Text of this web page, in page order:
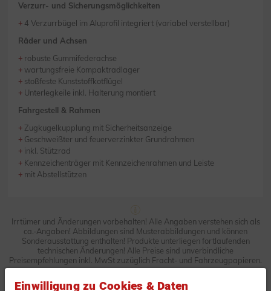
Verzurr- und Sicherungsmöglichkeiten
4 Verzurrbügel im Aluprofil integriert (variabel verstellbar)
Räder und Achsen
robuste Gummifederachse
wartungsfreie Kompaktradlager
stoßfeste Kunststoffkotflügel
Unterlegkeile inkl. Halterung montiert
Fahrgestell & Rahmen
Zugkugelkupplung mit Sicherheitsanzeige
Geschweißter und feuerverzinkter Grundrahmen
inkl. Stützrad
Kennzeichenträger mit Kennzeichenrahmen und Leiste
mit Abstellstützen
Irrtümer und Änderungen vorbehalten! Alle Angaben verstehen sich als
ca.-Angaben! Abbildungen sind Musterabbildungen und können
Sonderausstattung enthalten! Produkte unterliegen fortlaufenden
technischen Änderungen! Alle Preise sind unverbindliche
Preisempfehlungen inkl. MwSt zuzüglich Fracht- und Fahrzeugpapieren.
Einwilligung zu Cookies & Daten